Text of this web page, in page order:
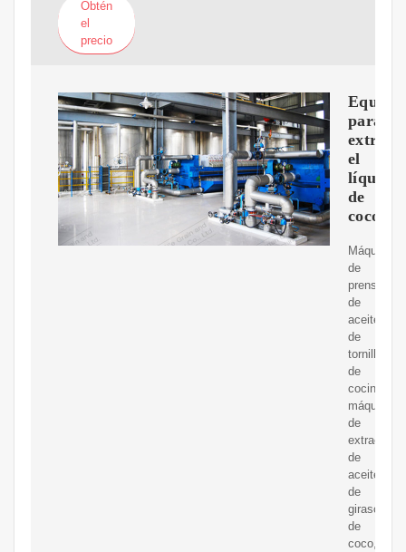
Obtén
el
precio
para
extraer
el
líquido
de
coco
Máquina
de
prensado
de
aceite
de
tornillo
de
cocina,
máquina
de
extracción
de
aceite
de
girasol
de
coco,